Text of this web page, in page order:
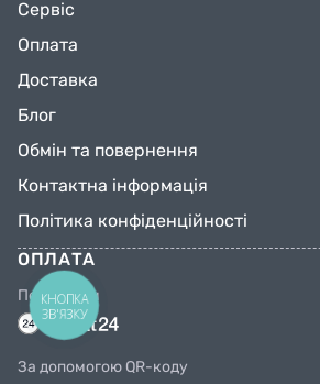
Сервіс
Оплата
Доставка
Блог
Обмін та повернення
Контактна інформація
Політика конфіденційності
ОПЛАТА
Переказом
За допомогою QR-коду
КНОПКА
ЗВ'ЯЗКУ